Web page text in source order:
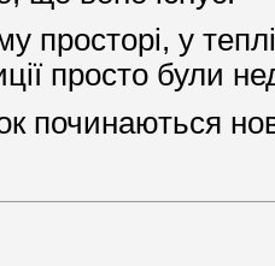
просторі, у
просто були
починаються